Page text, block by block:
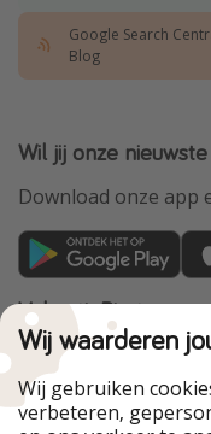
Google Search
Blog
Wil jij onze
Download onze app
VakantiePiraten
HolidayPirates
Onze markten
PiratinViaggio
Wij waarderen
Wij gebruiken
verbeteren,